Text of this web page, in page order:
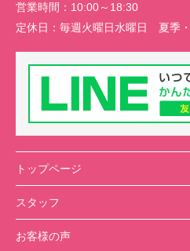
営業時間： 10:00～18:30
定休日： 毎週火曜日水曜日 夏季
トップページ
スタッフ
お客様の声